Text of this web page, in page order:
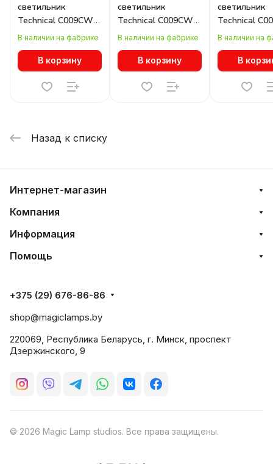
светильник
Technical C009CW-
L16B
В наличии на фабрике
В корзину
светильник
Technical C009CW-
L16B4K
В наличии на фабрике
В корзину
светильник
Technical
L12B
В наличии на
В
Назад к списку
Интернет-магазин
Компания
Информация
Помощь
+375 (29) 676-86-86
shop@magiclamps.by
220069, Республика Беларусь, г. Минск, проспект
Дзержинского, 9
© 2026 Magic Lamp studios. Все права защищены.